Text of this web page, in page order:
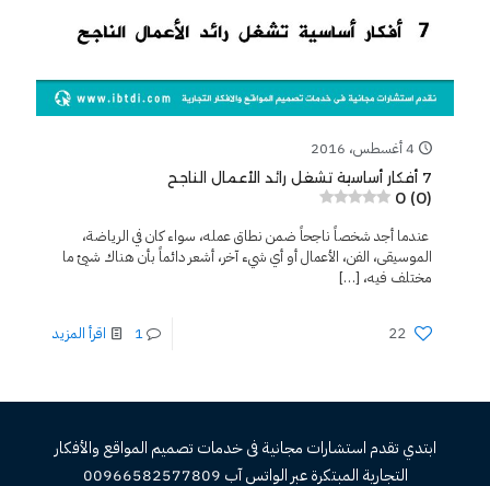
4 أغسطس، 2016
7 أفكار أساسية تشغل رائد الأعمال الناجح
0 (0)
عندما أجد شخصاً ناجحاً ضمن نطاق عمله، سواء كان في الرياضة،
الموسيقى، الفن، الأعمال أو أي شيء آخر، أشعر دائماً بأن هناك شيئ ما
مختلف فيه، […]
22
1 اقرأ المزيد
ابتدي تقدم استشارات مجانية فى خدمات تصميم المواقع والأفكار
التجارية المبتكرة عبر الواتس آب 00966582577809